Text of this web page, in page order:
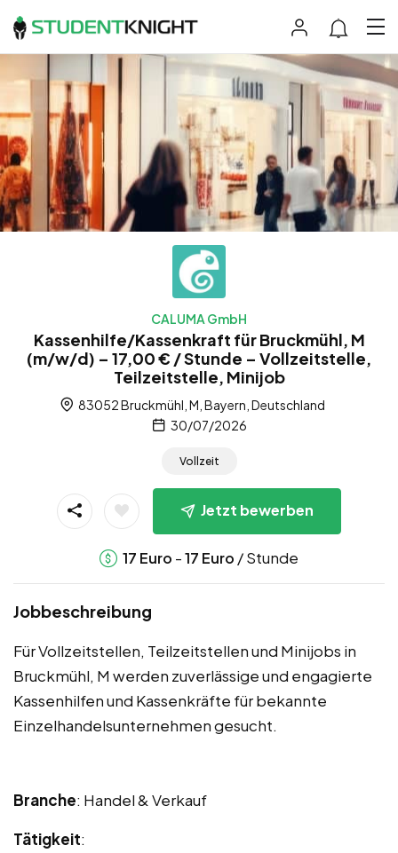
CALUMA GmbH
Kassenhilfe/Kassenkraft für Bruckmühl, M
(m/w/d) – 17,00 € / Stunde – Vollzeitstelle,
Teilzeitstelle, Minijob
83052 Bruckmühl, M, Bayern, Deutschland
30/07/2026
Vollzeit
Jetzt bewerben
17 Euro -17 Euro / Stunde
Jobbeschreibung
Für Vollzeitstellen, Teilzeitstellen und Minijobs in
Bruckmühl, M werden zuverlässige und engagierte
Kassenhilfen und Kassenkräfte für bekannte
Einzelhandelsunternehmen gesucht.
Branche: Handel & Verkauf
Tätigkeit: